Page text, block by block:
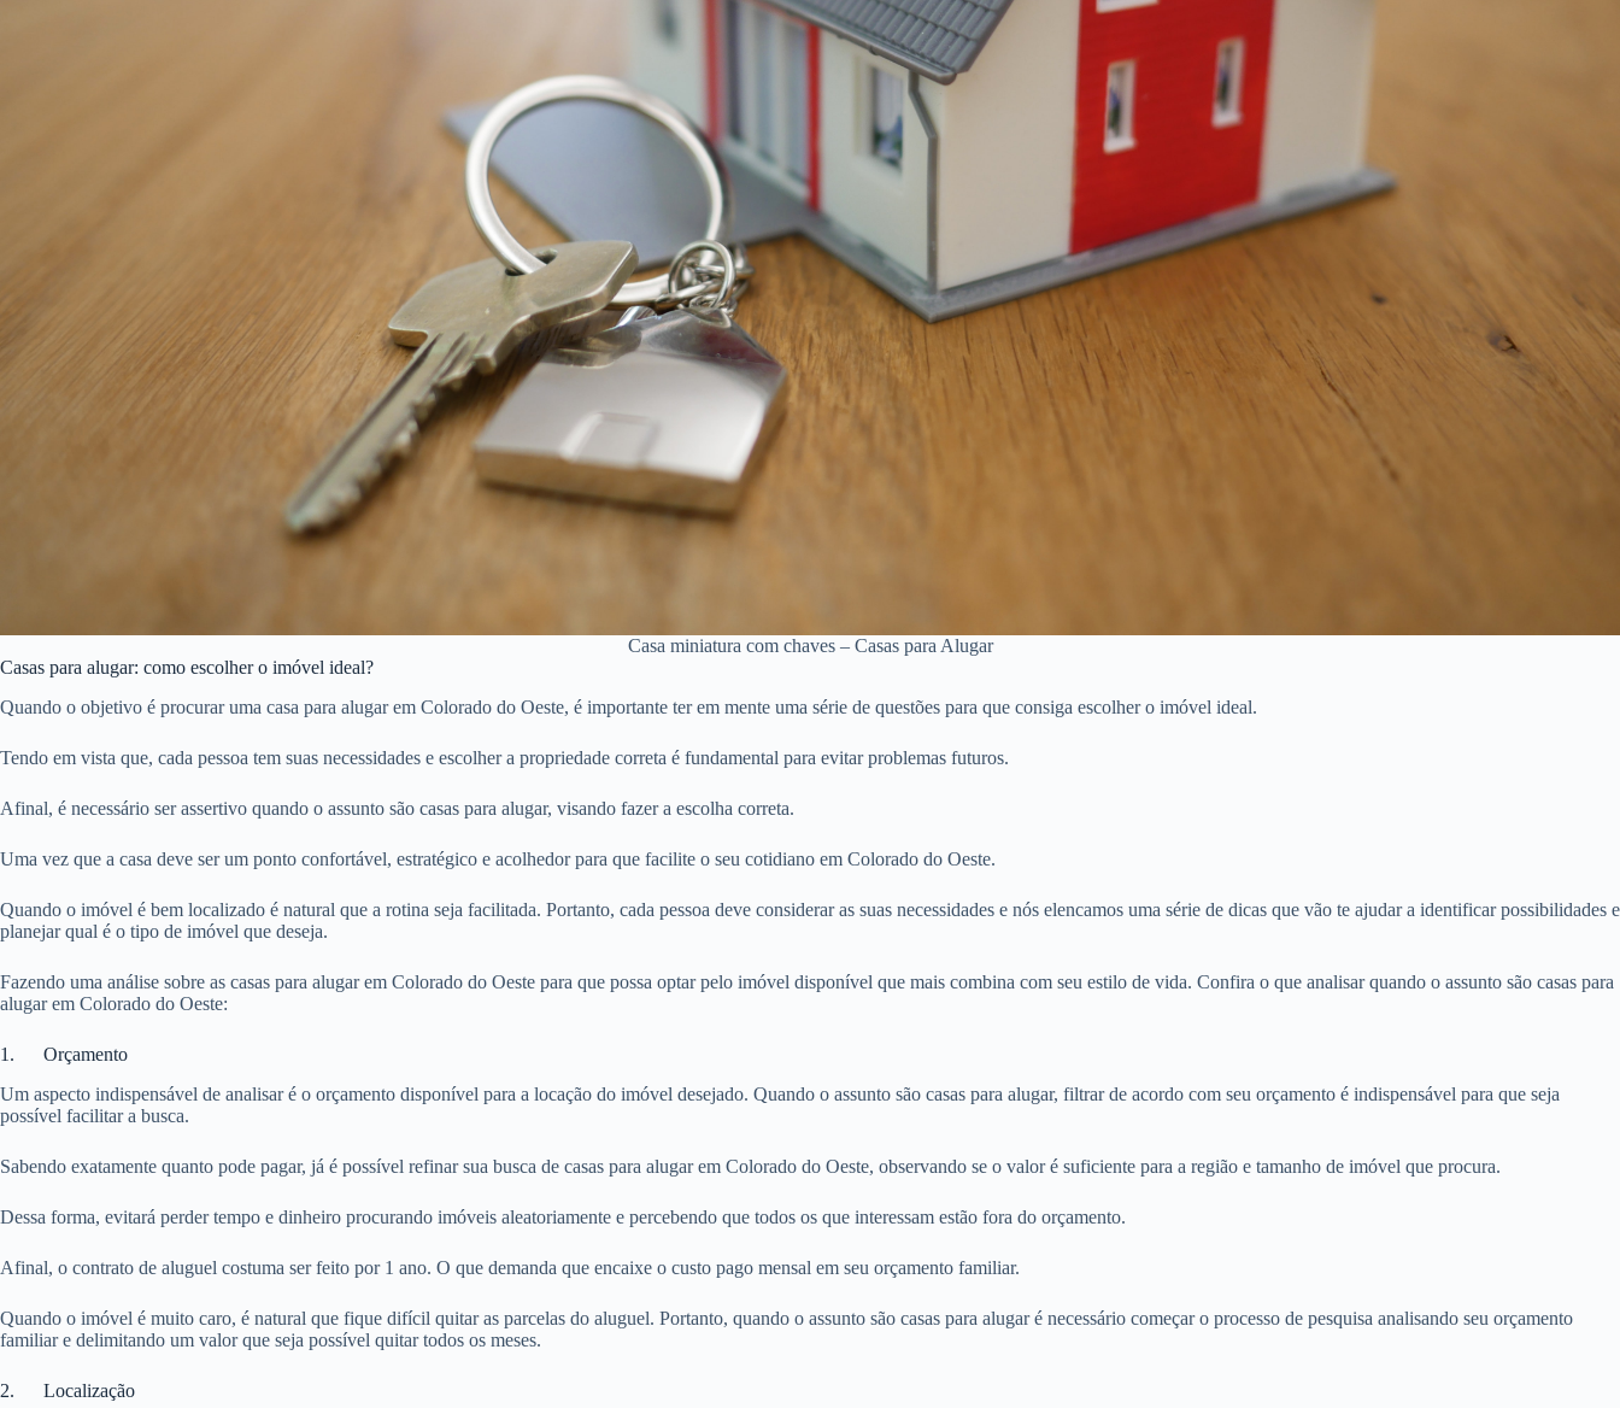
Casa miniatura com chaves – Casas para Alugar
Casas para alugar: como escolher o imóvel ideal?
Quando o objetivo é procurar uma casa para alugar em Colorado do Oeste, é importante ter em mente uma série de questões para que consiga escolher o imóvel ideal.
Tendo em vista que, cada pessoa tem suas necessidades e escolher a propriedade correta é fundamental para evitar problemas futuros.
Afinal, é necessário ser assertivo quando o assunto são casas para alugar, visando fazer a escolha correta.
Uma vez que a casa deve ser um ponto confortável, estratégico e acolhedor para que facilite o seu cotidiano em Colorado do Oeste.
Quando o imóvel é bem localizado é natural que a rotina seja facilitada. Portanto, cada pessoa deve considerar as suas necessidades e nós elencamos uma série de dicas que vão te ajudar a identificar possibilidades e
planejar qual é o tipo de imóvel que deseja.
Fazendo uma análise sobre as casas para alugar em Colorado do Oeste para que possa optar pelo imóvel disponível que mais combina com seu estilo de vida. Confira o que analisar quando o assunto são casas para
alugar em Colorado do Oeste:
1. Orçamento
Um aspecto indispensável de analisar é o orçamento disponível para a locação do imóvel desejado. Quando o assunto são casas para alugar, filtrar de acordo com seu orçamento é indispensável para que seja
possível facilitar a busca.
Sabendo exatamente quanto pode pagar, já é possível refinar sua busca de casas para alugar em Colorado do Oeste, observando se o valor é suficiente para a região e tamanho de imóvel que procura.
Dessa forma, evitará perder tempo e dinheiro procurando imóveis aleatoriamente e percebendo que todos os que interessam estão fora do orçamento.
Afinal, o contrato de aluguel costuma ser feito por 1 ano. O que demanda que encaixe o custo pago mensal em seu orçamento familiar.
Quando o imóvel é muito caro, é natural que fique difícil quitar as parcelas do aluguel. Portanto, quando o assunto são casas para alugar é necessário começar o processo de pesquisa analisando seu orçamento
familiar e delimitando um valor que seja possível quitar todos os meses.
2. Localização